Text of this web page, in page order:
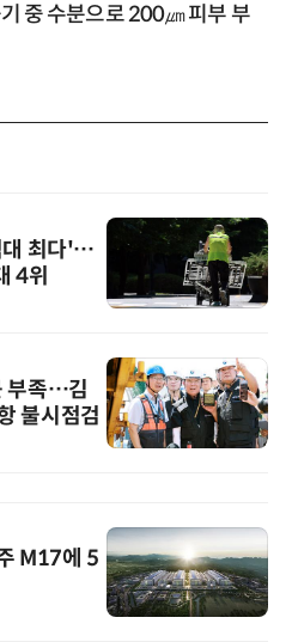
중 수분으로 200㎛ 피부 부
대 최다'…
4위
부족…김
불시점검
M17에 5